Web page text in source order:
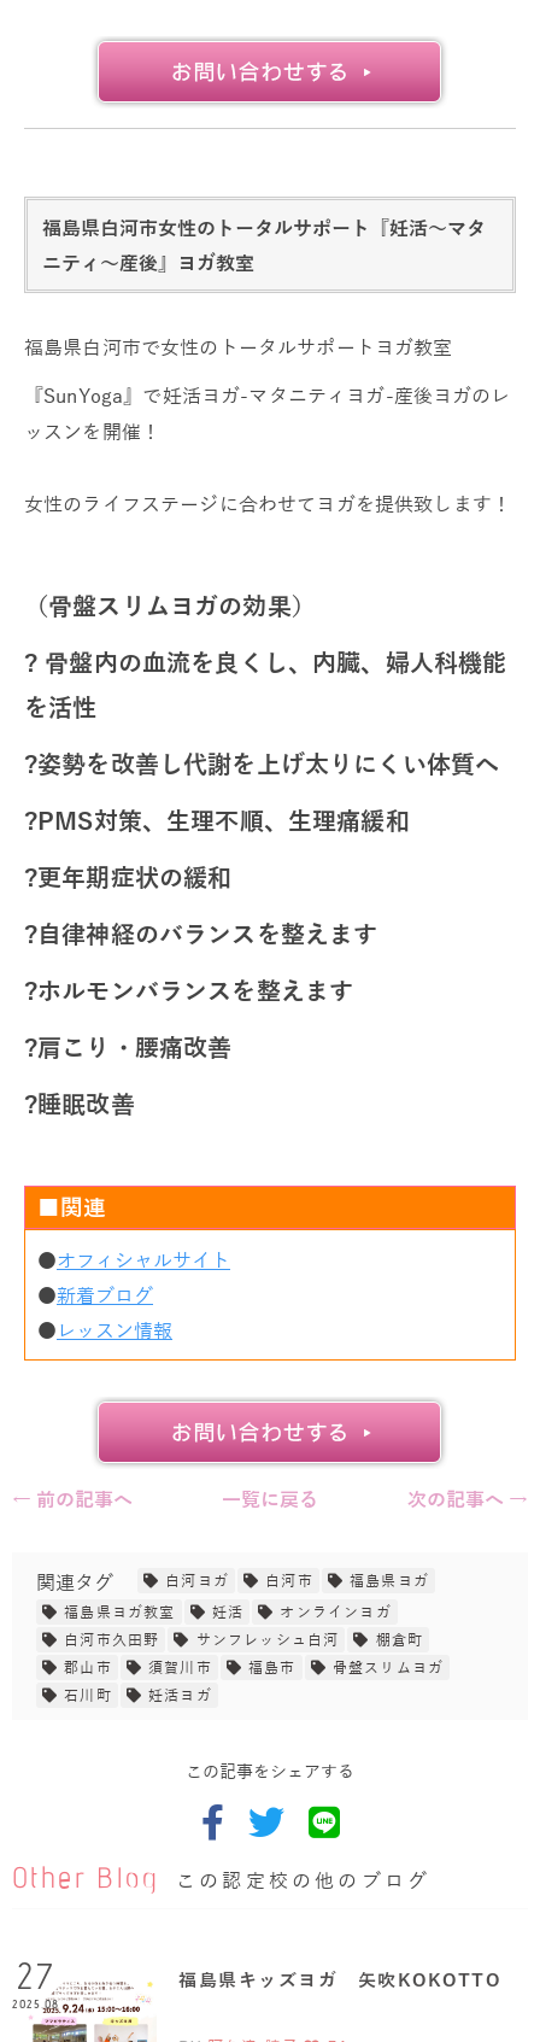
福島県白河市女性のトータルサポート『妊活～マタ
ニティ～産後』ヨガ教室
福島県白河市で女性のトータルサポートヨガ教室
『SunYoga』で妊活ヨガ-マタニティヨガ-産後ヨガのレ
ッスンを開催！
女性のライフステージに合わせてヨガを提供致します！
（骨盤スリムヨガの効果）
? 骨盤内の血流を良くし、内臓、婦人科機能
を活性
?姿勢を改善し代謝を上げ太りにくい体質へ
?PMS対策、 生理不順、生理痛緩和
?更年期症状の緩和
?自律神経のバランスを整えます
?ホルモンバランスを整えます
?肩こり・腰痛改善
?睡眠改善
■関連
●オフィシャルサイト
●新着ブログ
●レッスン情報
← 前の記事へ 一覧に戻る 次の記事へ →
関連タグ 白河ヨガ 白河市
福島県ヨガ
福島県ヨガ教室
妊活
オンラインヨガ
白河市久田野
サンフレッシュ白河
棚倉町
郡山市
須賀川市 福島市
骨盤スリムヨガ
石川町
妊活ヨガ
この記事をシェアする
Other Blog この認定校の他のブログ
27
2025.08
福島県キッズヨガ 矢吹KOKOTTO